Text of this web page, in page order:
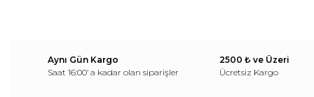
Aynı Gün Kargo
Saat 16:00’ a kadar olan siparişler
2500 ₺ ve Üzeri
Ücretsiz Kargo